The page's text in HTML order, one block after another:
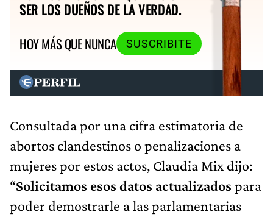
SER LOS DUEÑOS DE LA VERDAD.
HOY MÁS QUE NUNCA
SUSCRIBITE
Consultada por una cifra estimatoria de
abortos clandestinos o penalizaciones a
mujeres por estos actos, Claudia Mix dijo:
“Solicitamos esos datos actualizados para
poder demostrarle a las parlamentarias